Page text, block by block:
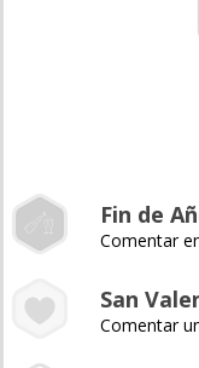
Fin de
Comentar
San
Comentar